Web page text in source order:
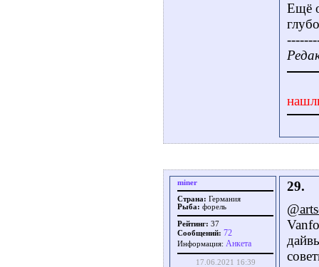
Ещё
miner
Страна: Германия
Рыба: форель
Рейтинг: 37
Сообщений: 72
Информация: Aнкета
17.06.2021 16:39
29.